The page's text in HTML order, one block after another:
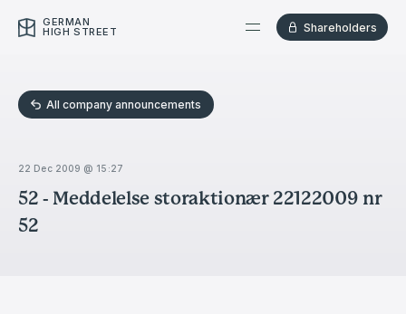
GERMAN
HIGH STREET Shareholders
All company announcements
22 Dec 2009 @ 15:27
52 - Meddelelse storaktionær 22122009 nr
52